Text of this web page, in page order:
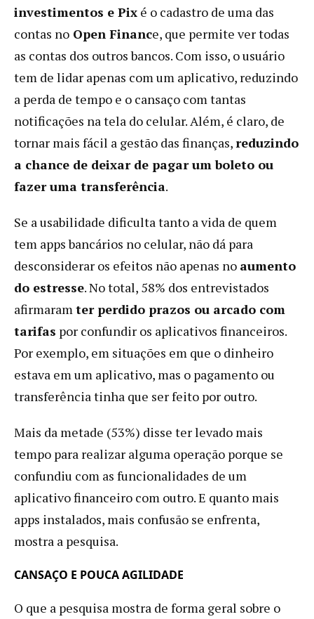
investimentos e Pix é o cadastro de uma das
contas no Open Finance, que permite ver todas
as contas dos outros bancos. Com isso, o usuário
tem de lidar apenas com um aplicativo, reduzindo
a perda de tempo e o cansaço com tantas
notificações na tela do celular. Além, é claro, de
tornar mais fácil a gestão das finanças,reduzindo
a chance de deixar de pagar um boleto ou
fazer uma transferência.
Se a usabilidade dificulta tanto a vida de quem
tem apps bancários no celular, não dá para
desconsiderar os efeitos não apenas no aumento
do estresse. No total, 58% dos entrevistados
afirmaramter perdido prazos ou arcado com
tarifas por confundir os aplicativos financeiros.
Por exemplo, em situações em que o dinheiro
estava em um aplicativo, mas o pagamento ou
transferência tinha que ser feito por outro.
Mais da metade (53%) disse ter levado mais
tempo para realizar alguma operação porque se
confundiu com as funcionalidades de um
aplicativo financeiro com outro. E quanto mais
apps instalados, mais confusão se enfrenta,
mostra a pesquisa.
CANSAÇO E POUCA AGILIDADE
O que a pesquisa mostra de forma geral sobre o